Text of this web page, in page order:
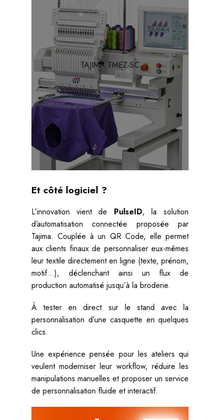
TAJIMA TMEZ-SC
Et côté logiciel ?
L’innovation vient de PulseID, la solution
d’automatisation connectée proposée par
Tajima. Couplée à un QR Code, elle permet
aux clients finaux de personnaliser eux-mêmes
leur textile directement en ligne (texte, prénom,
motif…), déclenchant ainsi un flux de
production automatisé jusqu’à la broderie.
À tester en direct sur le stand avec la
personnalisation d’une casquette en quelques
clics.
Une expérience pensée pour les ateliers qui
veulent moderniser leur workflow, réduire les
manipulations manuelles et proposer un service
de personnalisation fluide et interactif.